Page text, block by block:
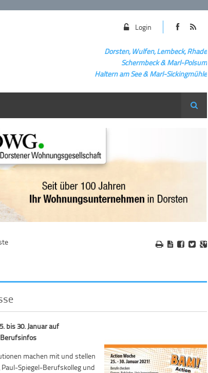
Login
Dorsten, Wulfen, Lembeck, Rhade
Schermbeck& Marl-Polsum
Haltern am See & Marl-Sickingmühle
Suche
bis 30. Januar auf
machen mit und stellen
Spiegel-Berufskolleg und